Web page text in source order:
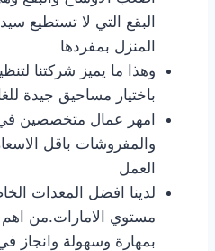
البقع التي لا تستطيع
المنزل بمفردها
وهذا ما يميز شركتنا
باختيار مساحيق جيدة
امهر عمال متخصصين
والمفروشات باقل
العمل
لدينا افضل المعدات
مستوي الامارات.من
بمهارة وسهولة وانجاز